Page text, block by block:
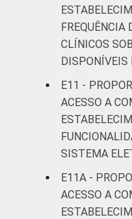
FREQUÊNCIA
CLÍNICOS
DISPONÍVEIS
E11 -
ACESSO A
SISTEMA
E11A -
ACESSO A